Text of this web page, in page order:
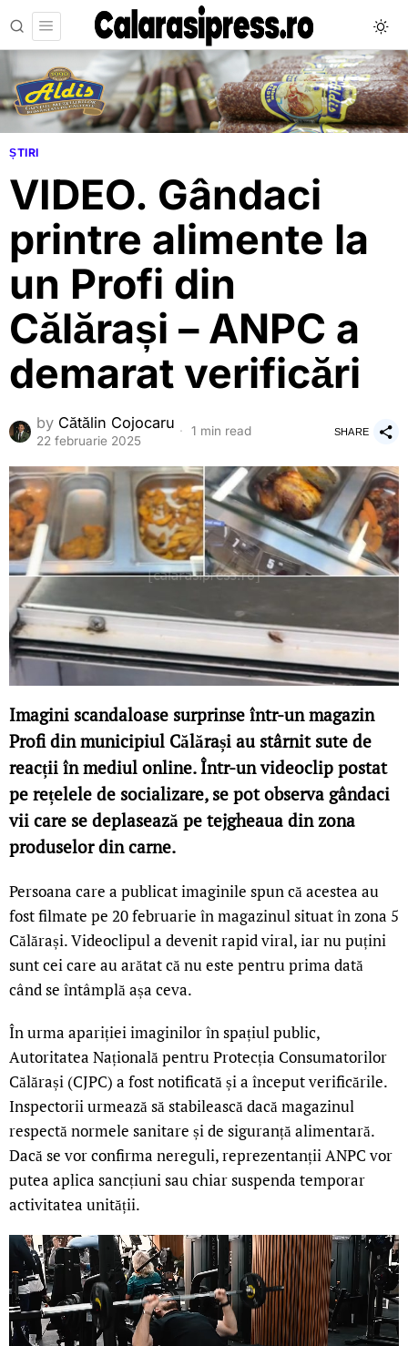
ȘTIRI
VIDEO. Gândaci
printre alimente la
un Profi din
Călărași – ANPC a
demarat verificări
by Cătălin Cojocaru
22 februarie 2025
1 min read SHARE
Imagini scandaloase surprinse într-un magazin
Profi din municipiul Călărași au stârnit sute de
reacții în mediul online. Într-un videoclip postat
pe rețelele de socializare, se pot observa gândaci
vii care se deplasează pe tejgheaua din zona
produselor din carne.
Persoana care a publicat imaginile spun că acestea au
fost filmate pe 20 februarie în magazinul situat în zona 5
Călărași. Videoclipul a devenit rapid viral, iar nu puțini
sunt cei care au arătat că nu este pentru prima dată
când se întâmplă așa ceva.
În urma apariției imaginilor în spațiul public,
Autoritatea Națională pentru Protecția Consumatorilor
Călărași (CJPC) a fost notificată și a început verificările.
Inspectorii urmează să stabilească dacă magazinul
respectă normele sanitare și de siguranță alimentară.
Dacă se vor confirma nereguli, reprezentanții ANPC vor
putea aplica sancțiuni sau chiar suspenda temporar
activitatea unității.